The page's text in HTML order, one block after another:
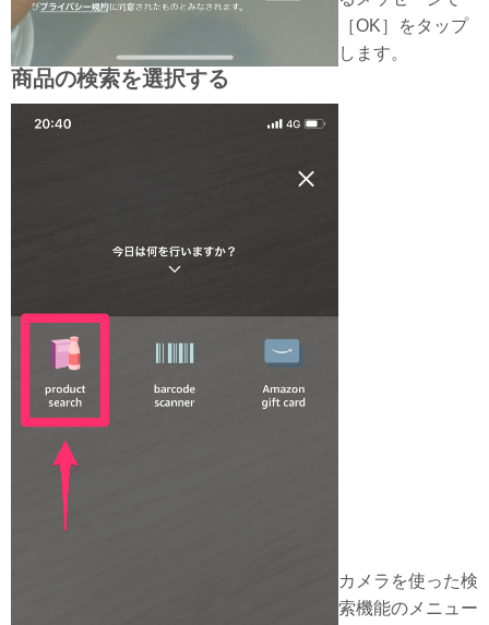
［OK］をタップ
します。
商品の検索を選択する
カメラを使った検
索機能のメニュー